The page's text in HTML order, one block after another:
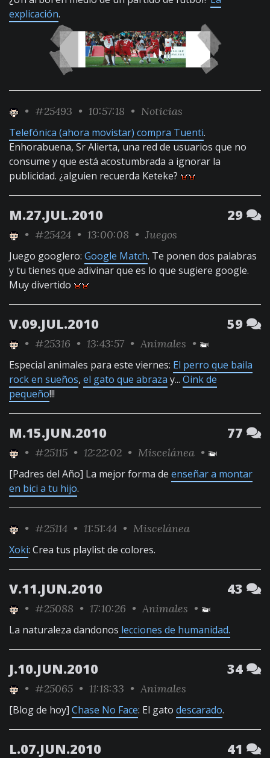
explicación.
• #25493 • 10:57:18 • Noticias
Telefónica (ahora movistar) compra Tuenti.
Enhorabuena, Sr Alierta, una red de usuarios que no
consume y que está acostumbrada a ignorar la
publicidad. ¿alguien recuerda Keteke?
M.27.JUL.2010 29
• #25424 • 13:00:08 • Juegos
Juego googlero: Google Match. Te ponen dos palabras
y tu tienes que adivinar que es lo que sugiere google.
Muy divertido
V.09.JUL.2010 59
• #25316 • 13:43:57 • Animales •
Especial animales para este viernes: El perro que baila
rock en sueños, el gato que abraza y... Oink de
pequeño!!!
M.15.JUN.2010 77
• #25115 • 12:22:02 • Miscelánea •
[Padres del Año] La mejor forma de enseñar a montar
en bici a tu hijo.
• #25114 • 11:51:44 • Miscelánea
Xoki: Crea tus playlist de colores.
V.11.JUN.2010 43
• #25088 • 17:10:26 • Animales •
La naturaleza dandonos lecciones de humanidad.
J.10.JUN.2010 34
• #25065 • 11:18:33 • Animales
[Blog de hoy] Chase No Face: El gato descarado.
L.07.JUN.2010 41